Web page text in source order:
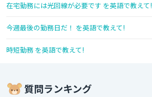
在宅勤務には光回線が必要です を英語で教えて!
今週最後の勤務日だ！ を英語で教えて!
時短勤務 を英語で教えて!
質問ランキング